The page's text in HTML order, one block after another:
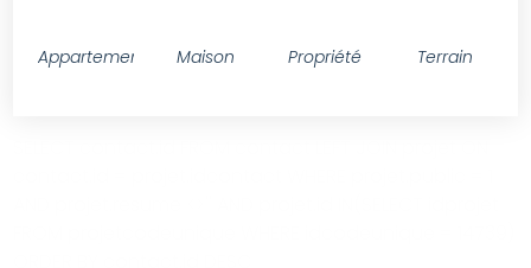
Appartement Maison Propriété Terrain